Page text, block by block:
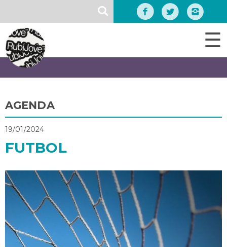
contingut
☰
AGENDA
19/01/2024
FUTBOL